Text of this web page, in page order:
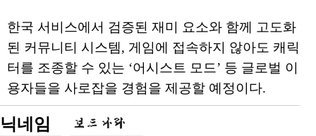
한국 서비스에서 검증된 재미 요소와 함께 고도화
된 커뮤니티 시스템, 게임에 접속하지 않아도 캐릭
터를 조종할 수 있는 ‘어시스트 모드’ 등 글로벌 이
용자들을 사로잡을 경험을 제공할 예정이다.
닉네임